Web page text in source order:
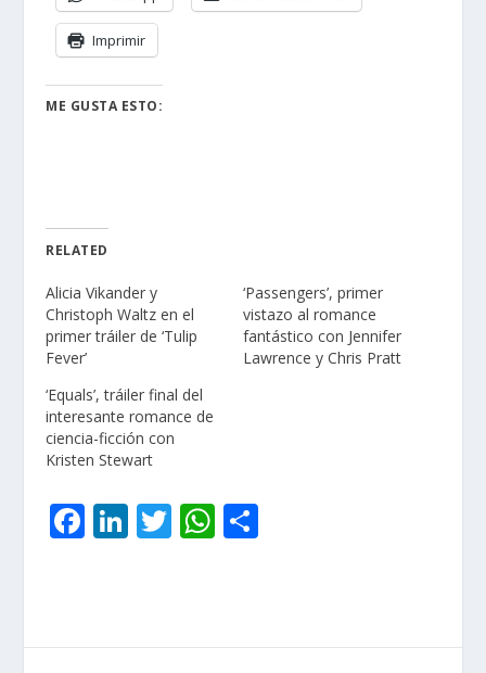
Imprimir
ME GUSTA ESTO:
RELATED
Alicia Vikander y
Christoph Waltz en el
primer tráiler de ‘Tulip
Fever’
‘Passengers’, primer
vistazo al romance
fantástico con Jennifer
Lawrence y Chris Pratt
‘Equals’, tráiler final del
interesante romance de
ciencia-ficción con
Kristen Stewart
F
o
Li
dI
T W
A ar